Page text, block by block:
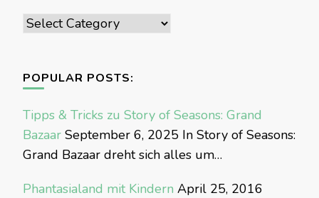
Categories
POPULAR POSTS:
Tipps & Tricks zu Story of Seasons: Grand
Bazaar September 6, 2025 In Story of Seasons:
Grand Bazaar dreht sich alles um…
Phantasialand mit Kindern April 25, 2016